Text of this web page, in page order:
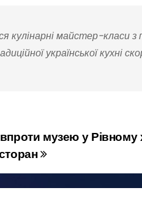
кулінарні майстер-класи
української кухні
музею у Рівному